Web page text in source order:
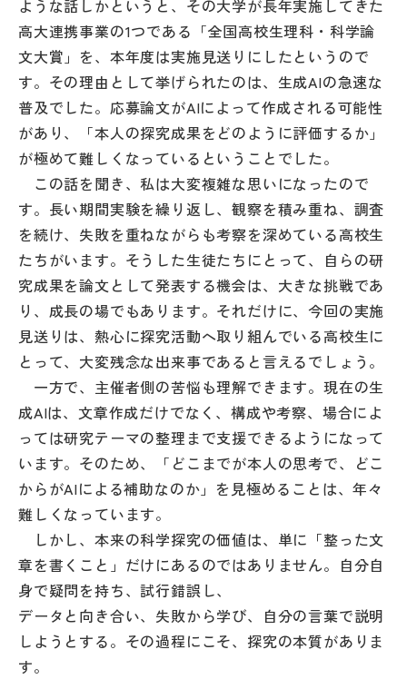
運営会社
ような話しかというと、その大学が長年実施してきた
高大連携事業の1つである「全国高校生理科・科学論
文大賞」を、本年度は実施見送りにしたというので
す。その理由として挙げられたのは、生成AIの急速な
普及でした。応募論文がAIによって作成される可能性
があり、「本人の探究成果をどのように評価するか」
が極めて難しくなっているということでした。
この話を聞き、私は大変複雑な思いになったので
す。長い期間実験を繰り返し、観察を積み重ね、調査
を続け、失敗を重ねながらも考察を深めている高校生
たちがいます。そうした生徒たちにとって、自らの研
究成果を論文として発表する機会は、大きな挑戦であ
り、成長の場でもあります。それだけに、今回の実施
見送りは、熱心に探究活動へ取り組んでいる高校生に
とって、大変残念な出来事であると言えるでしょう。
一方で、主催者側の苦悩も理解できます。現在の生
成AIは、文章作成だけでなく、構成や考察、場合によ
っては研究テーマの整理まで支援できるようになって
います。そのため、「どこまでが本人の思考で、どこ
からがAIによる補助なのか」を見極めることは、年々
難しくなっています。
しかし、本来の科学探究の価値は、単に「整った文
章を書くこと」だけにあるのではありません。自分自
身で疑問を持ち、試行錯誤し、
データと向き合い、失敗から学び、自分の言葉で説明
しようとする。その過程にこそ、探究の本質がありま
す。